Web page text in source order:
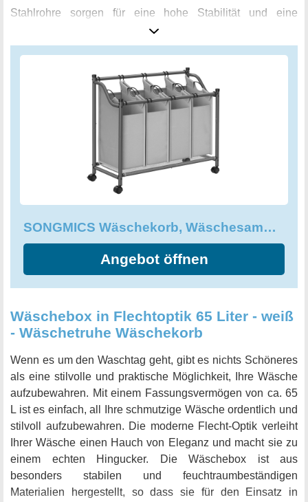
Stahlrohre sorgen für eine hohe Stabilität und eine
Tragkraft von bis zu 40 kg. Der Wäschewagen lässt sich
dank der 4 Rollen und der Griffe problemlos von Raum zu
dafür, dass der Wagen auch an Ort und Stelle bleibt. Doch
nicht nur als Wäschekorb ist dieses Produkt ideal, auch als
Aufbewahrung für Spielzeug oder andere Gegenstände
kann es eingesetzt werden. Der SONGMICS Wäschekorb
Zuhause zu bringen und Platz zu schaffen. Überzeugen
Sie sich selbst von diesem vielseitigen und langlebigen
Wäschesortierer und erleben Sie den Komfort einer
SONGMICS Wäschekorb, Wäschesammler, Wäschesortierer mit 4 abnehmbaren Stofftaschen, LSF005GS
Angebot öffnen
Wäschebox in Flechtoptik 65 Liter - weiß
- Wäschetruhe Wäschekorb
Wenn es um den Waschtag geht, gibt es nichts Schöneres
als eine stilvolle und praktische Möglichkeit, Ihre Wäsche
aufzubewahren. Mit einem Fassungsvermögen von ca. 65
L ist es einfach, all Ihre schmutzige Wäsche ordentlich und
stilvoll aufzubewahren. Die moderne Flecht-Optik verleiht
Ihrer Wäsche einen Hauch von Eleganz und macht sie zu
einem echten Hingucker. Die Wäschebox ist aus
besonders stabilen und feuchtraumbeständigen
Materialien hergestellt, so dass sie für den Einsatz in